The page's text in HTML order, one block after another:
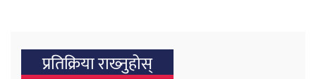
प्रतिक्रिया राख्‍नुहोस्